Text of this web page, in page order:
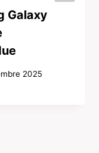
Galaxy
2025